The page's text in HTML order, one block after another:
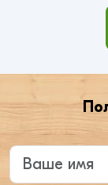
Введите ваше